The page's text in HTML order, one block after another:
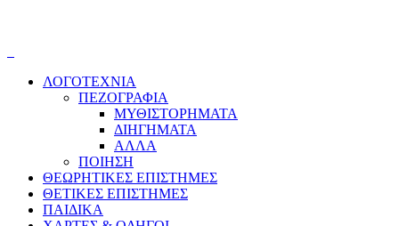
ΛΟΓΟΤΕΧΝΙΑ
ΠΕΖΟΓΡΑΦΙΑ
ΜΥΘΙΣΤΟΡΗΜΑΤΑ
ΔΙΗΓΗΜΑΤΑ
ΑΛΛΑ
ΠΟΙΗΣΗ
ΘΕΩΡΗΤΙΚΕΣ ΕΠΙΣΤΗΜΕΣ
ΘΕΤΙΚΕΣ ΕΠΙΣΤΗΜΕΣ
ΠΑΙΔΙΚΑ